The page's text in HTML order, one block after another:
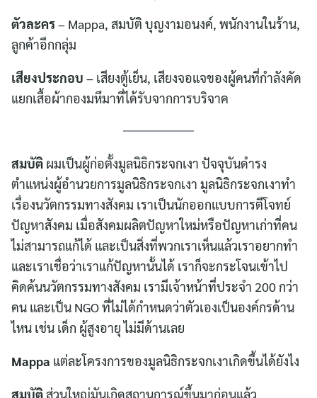
ตัวละคร– Mappa, สมบัติ บุญงามอนงค์, พนักงานในร้าน,
ลูกค้าอีกกลุ่ม
เสียงประกอบ – เสียงตู้เย็น, เสียงจอแจของผู้คนที่กำลังคัด
แยกเสื้อผ้ากองมหึมาที่ได้รับจากการบริจาค
สมบัติ ผมเป็นผู้ก่อตั้งมูลนิธิกระจกเงา ปัจจุบันดำรง
ตำแหน่งผู้อำนวยการมูลนิธิกระจกเงา มูลนิธิกระจกเงาทำ
เรื่องนวัตกรรมทางสังคม เราเป็นนักออกแบบการตีโจทย์
ปัญหาสังคม เมื่อสังคมผลิตปัญหาใหม่หรือปัญหาเก่าที่คน
ไม่สามารถแก้ได้ และเป็นสิ่งที่พวกเราเห็นแล้วเราอยากทำ
และเราเชื่อว่าเราแก้ปัญหานั้นได้ เราก็จะกระโจนเข้าไป
คิดค้นนวัตกรรมทางสังคม เรามีเจ้าหน้าที่ประจำ 200 กว่า
คน และเป็น NGO ที่ไม่ได้กำหนดว่าตัวเองเป็นองค์กรด้าน
ไหน เช่น เด็ก ผู้สูงอายุ ไม่มีด้านเลย
Mappa แต่ละโครงการของมูลนิธิกระจกเงาเกิดขึ้นได้ยังไง
สมบัติส่วนใหญ่มันเกิดสถานการณ์ขึ้นมาก่อนแล้ว